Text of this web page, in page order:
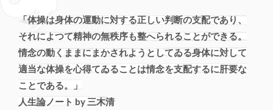
「体操は身体の運動に対する正しい判断の支配であり、
それによつて精神の無秩序も整へられることができる。
情念の動くままにまかされようとしてゐる身体に対して
適当な体操を心得てゐることは情念を支配するに肝要な
ことである。」
人生論ノート by 三木清